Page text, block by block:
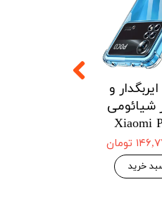
و
شیائومی
Xiaomi
تومان
خرید